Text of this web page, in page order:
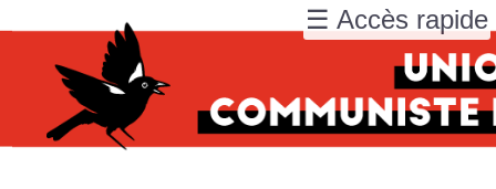
☰ Accès rapide